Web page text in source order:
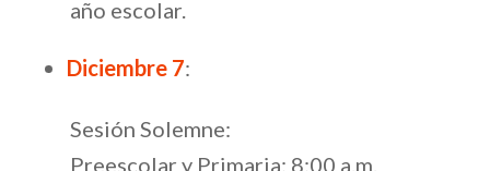
año escolar.
Diciembre 7:
Sesión Solemne:
Preescolar y Primaria: 8:00 a.m.